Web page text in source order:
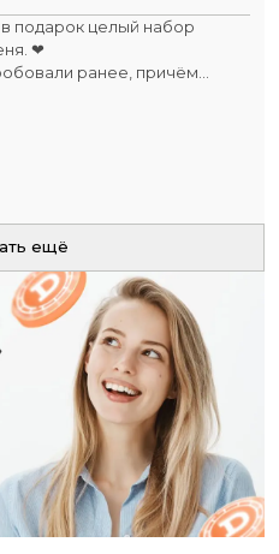
подарок целый набор
❤
ранее, причём
очень довольны - волосы
💇 Маше
несмотря на её
котором сильная
👌
ещё